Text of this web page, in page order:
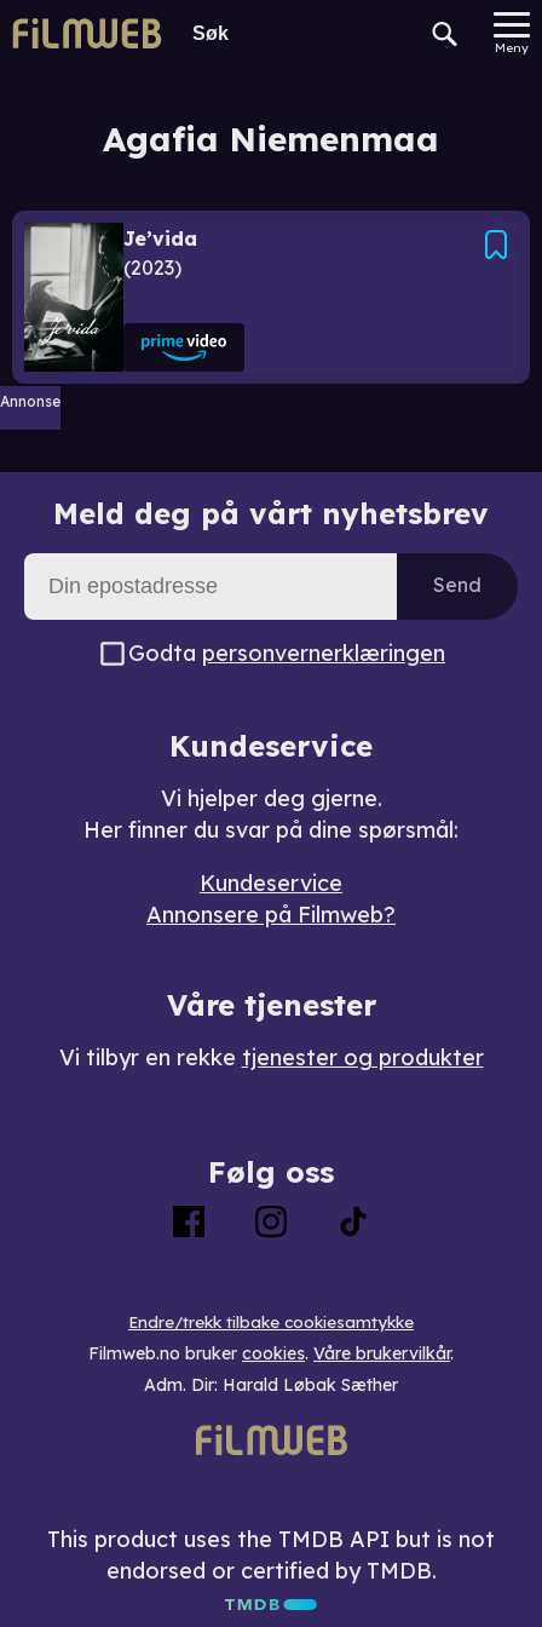
Meny
Agafia Niemenmaa
Je’vida
2023
Annonse
Meld deg på vårt nyhetsbrev
Send
Godta personvernerklæringen
Kundeservice
Vi hjelper deg gjerne.
Her finner du svar på dine spørsmål:
Kundeservice
Annonsere på Filmweb?
Våre tjenester
Vi tilbyr en rekke tjenester og produkter
Følg oss
Endre/trekk tilbake cookiesamtykke
Filmweb.no bruker cookies. Våre brukervilkår.
Adm. Dir: Harald Løbak Sæther
This product uses the TMDB API but is not
endorsed or certified by TMDB.